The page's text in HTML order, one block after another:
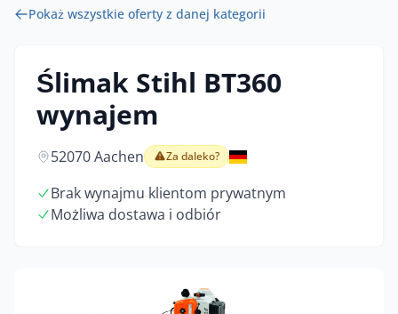
Pokaż wszystkie oferty z danej kategorii
Ślimak Stihl BT360
wynajem
52070 Aachen Za daleko?
Brak wynajmu klientom prywatnym
Możliwa dostawa i odbiór